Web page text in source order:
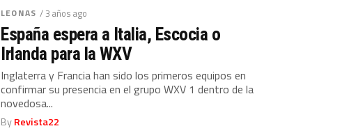
LEONAS / 3 años ago
España espera a Italia, Escocia o
Irlanda para la WXV
Inglaterra y Francia han sido los primeros equipos en
confirmar su presencia en el grupo WXV 1 dentro de la
novedosa...
ByRevista22